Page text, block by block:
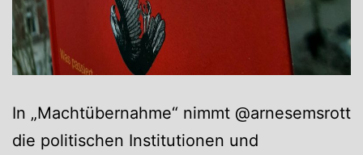
In „Machtübernahme“ nimmt @arnesemsrott
die politischen Institutionen und